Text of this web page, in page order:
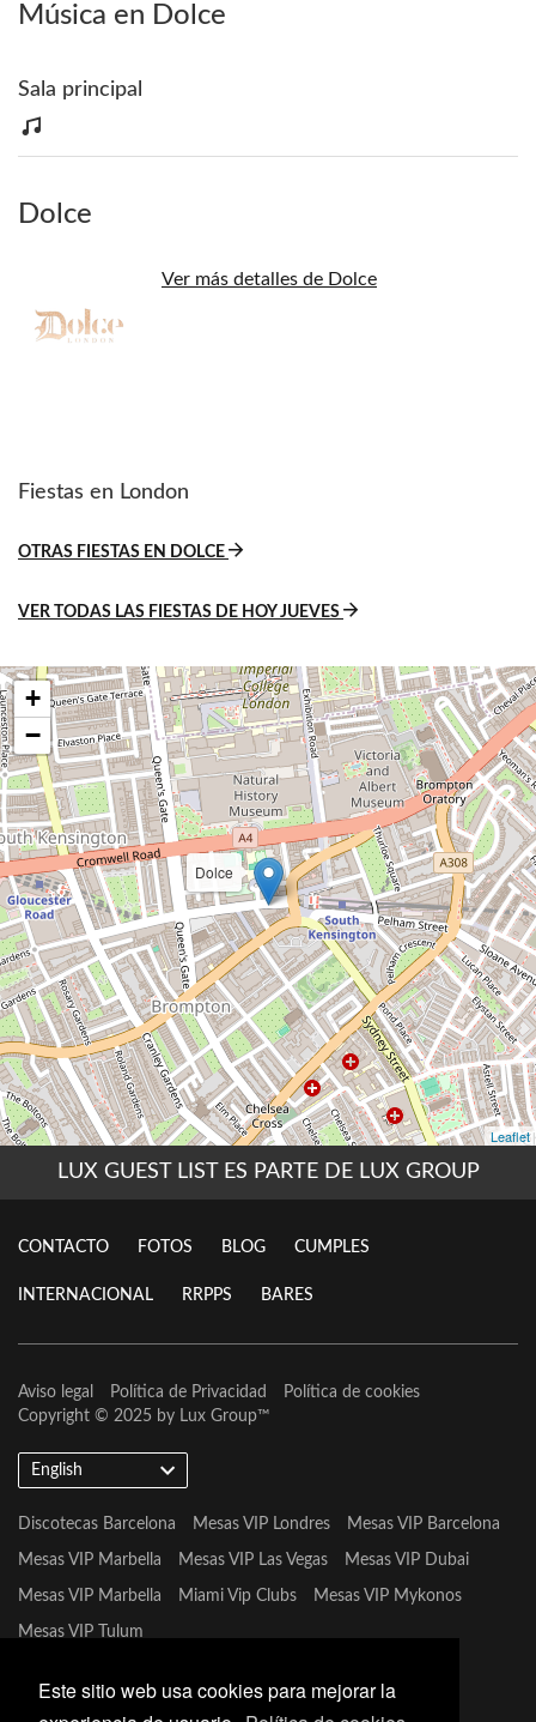
Este sitio web usa cookies para mejorar la
Música en Dolce
Sala principal
Dolce
Ver más detalles de Dolce
Fiestas en London
OTRAS FIESTAS EN DOLCE
VER TODAS LAS FIESTAS DE HOY JUEVES
LUX GUEST LIST ES PARTE DE LUX GROUP
CONTACTO FOTOS BLOG CUMPLES
INTERNACIONAL RRPPS BARES
Aviso legal Política de Privacidad
Política de cookies
Copyright © 2025 by Lux Group™
English
Discotecas Barcelona Mesas VIP Londres Mesas VIP Barcelona
Mesas VIP Marbella Mesas VIP Las Vegas Mesas VIP Dubai
Mesas VIP Marbella Miami Vip Clubs Mesas VIP Mykonos
Mesas VIP Tulum